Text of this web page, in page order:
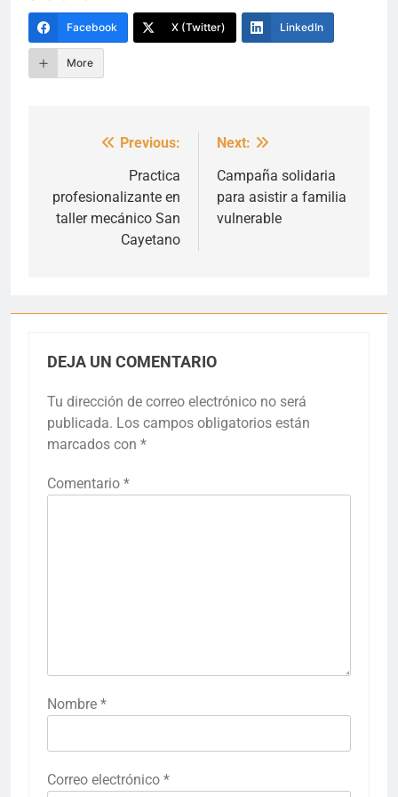
Facebook X (Twitter) LinkedIn
More
Navegación
entradas
Previous:
Practica
profesionalizante en
taller mecánico San
Cayetano
Next:
Campaña solidaria
para asistir a familia
vulnerable
DEJA UN COMENTARIO
Tu dirección de correo electrónico no será
publicada. Los campos obligatorios están
marcados con *
Comentario *
Nombre *
Correo electrónico *